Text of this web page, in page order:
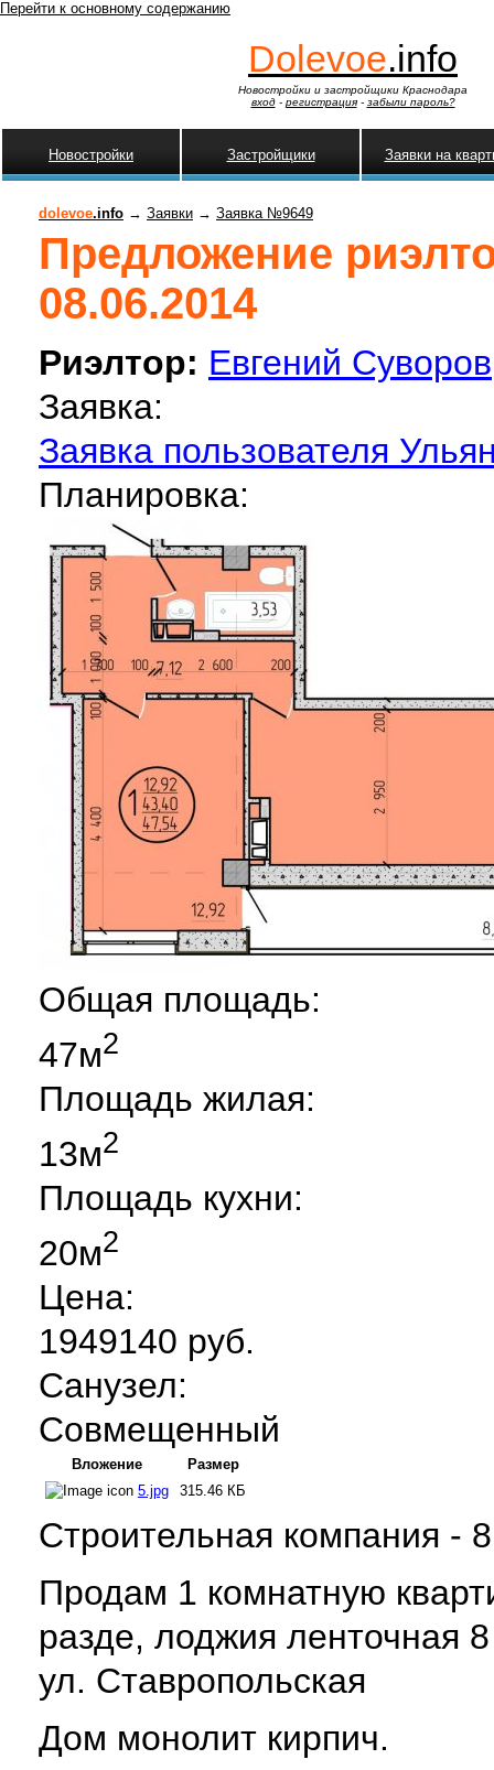
Перейти к основному содержанию
Dolevoe.info
Новостройки и застройщики Краснодара
вход- регистрация- забыли пароль?
Новостройки Застройщики Заявки на
dolevoe.info → Заявки → Заявка №9649
Предложение
08.06.2014
Риэлтор: Евгений Суворов
Заявка:
Заявка пользователя
Планировка:
Общая площадь:
47м2
Площадь жилая:
13м2
Площадь кухни:
20м2
Цена:
1949140 руб.
Санузел:
Совмещенный
Вложение
Размер
5.jpg
315.46 КБ
Строительная компания -
Продам 1 комнатную
разде, лоджия ленточная
ул. Ставропольская
Дом монолит кирпич.